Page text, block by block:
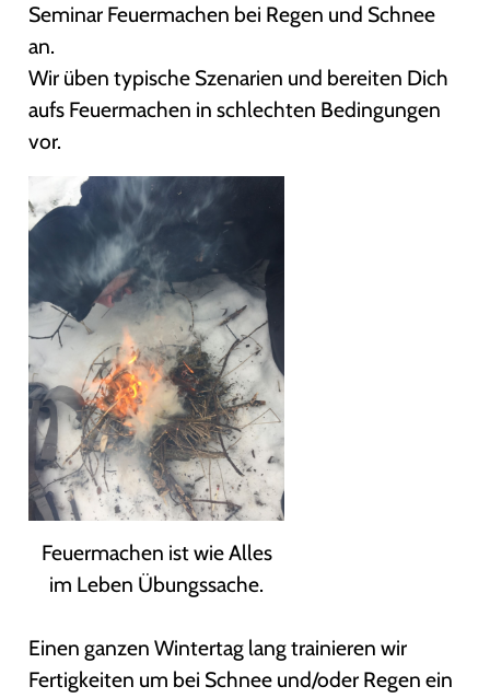
Seminar Feuermachen bei Regen und Schnee
an.
Wir üben typische Szenarien und bereiten Dich
aufs Feuermachen in schlechten Bedingungen
vor.
Feuermachen ist wie Alles
im Leben Übungssache.
Einen ganzen Wintertag lang trainieren wir
Fertigkeiten um bei Schnee und/oder Regen ein